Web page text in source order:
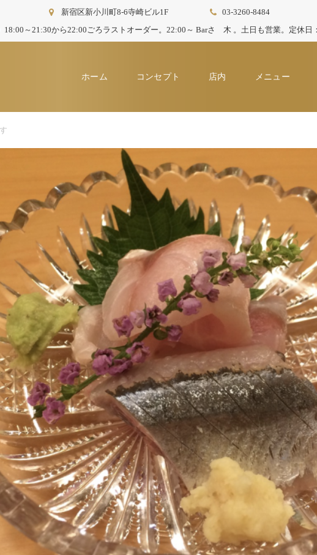
新宿区新小川町8-6寺崎ビル1F
03-3260-8484
18:00～21:30から22:00ごろラストオーダー。22:00～ Barさゝ木 。土日も営業。定休日
ホーム コンセプト 店内 メニュー